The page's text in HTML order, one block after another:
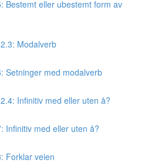
Bestemt eller ubestemt form av
Modalverb
Setninger med modalverb
Infinitiv med eller uten å?
Infinitiv med eller uten å?
Forklar veien